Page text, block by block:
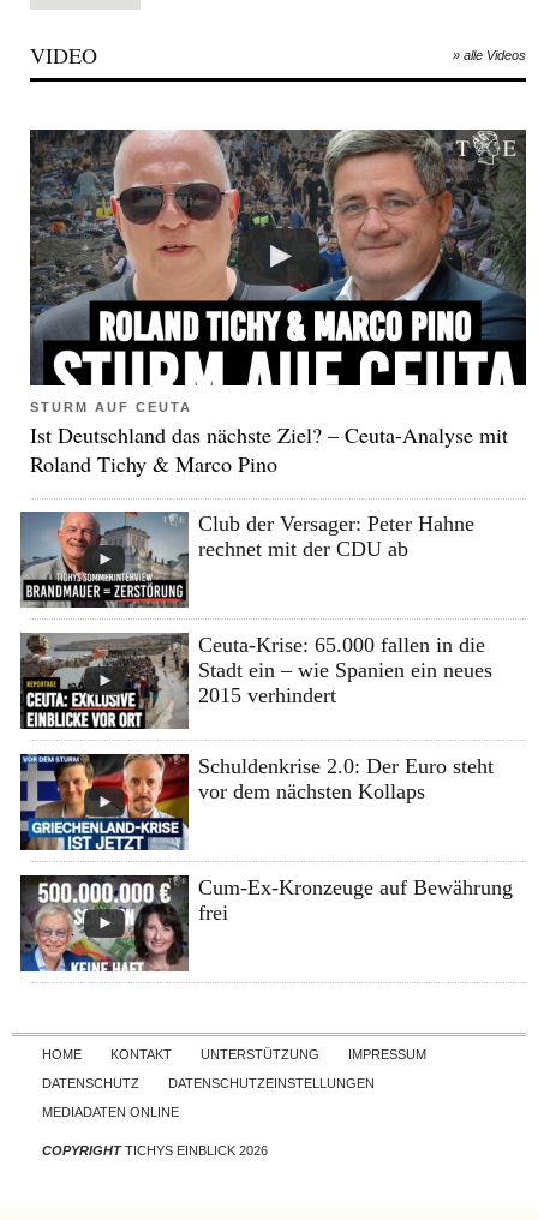
VIDEO » alle Videos
STURM AUF CEUTA
Ist Deutschland das nächste Ziel? – Ceuta-Analyse mit
Roland Tichy & Marco Pino
Club der Versager: Peter Hahne
rechnet mit der CDU ab
Ceuta-Krise: 65.000 fallen in die
Stadt ein – wie Spanien ein neues
2015 verhindert
Schuldenkrise 2.0: Der Euro steht
vor dem nächsten Kollaps
Cum-Ex-Kronzeuge auf Bewährung
frei
Skip to content
HOME KONTAKT UNTERSTÜTZUNG
IMPRESSUM
DATENSCHUTZ
DATENSCHUTZEINSTELLUNGEN
MEDIADATEN ONLINE
COPYRIGHTTICHYS EINBLICK 2026